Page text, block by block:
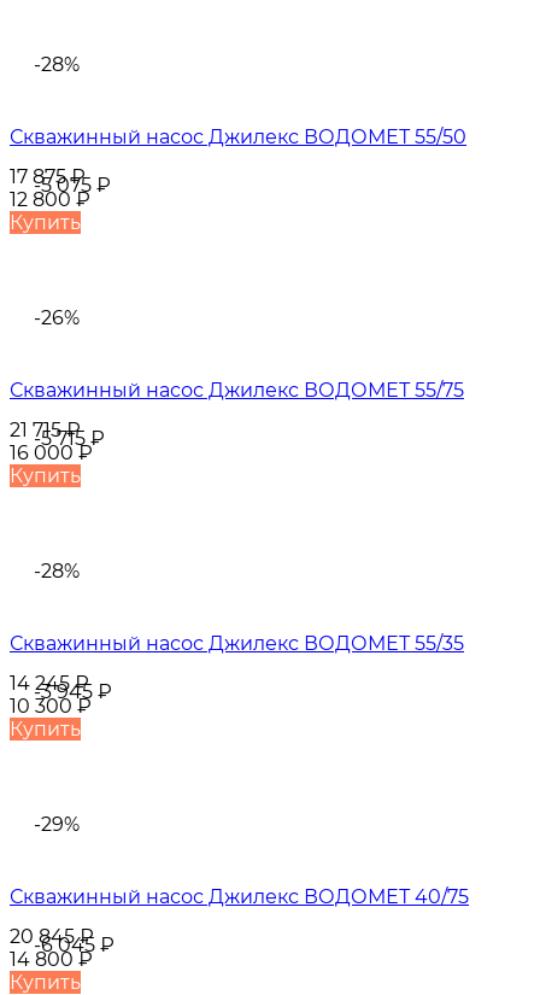
-28%
-5 075 ₽
Скважинный насос Джилекс ВОДОМЕТ 55/50
17 875₽
12 800₽
Купить
-26%
-5 715 ₽
Скважинный насос Джилекс ВОДОМЕТ 55/75
21 715₽
16 000₽
Купить
-28%
-3 945 ₽
Скважинный насос Джилекс ВОДОМЕТ 55/35
14 245₽
10 300 ₽
Купить
-29%
-6 045 ₽
Скважинный насос Джилекс ВОДОМЕТ 40/75
20 845₽
14 800 ₽
Купить